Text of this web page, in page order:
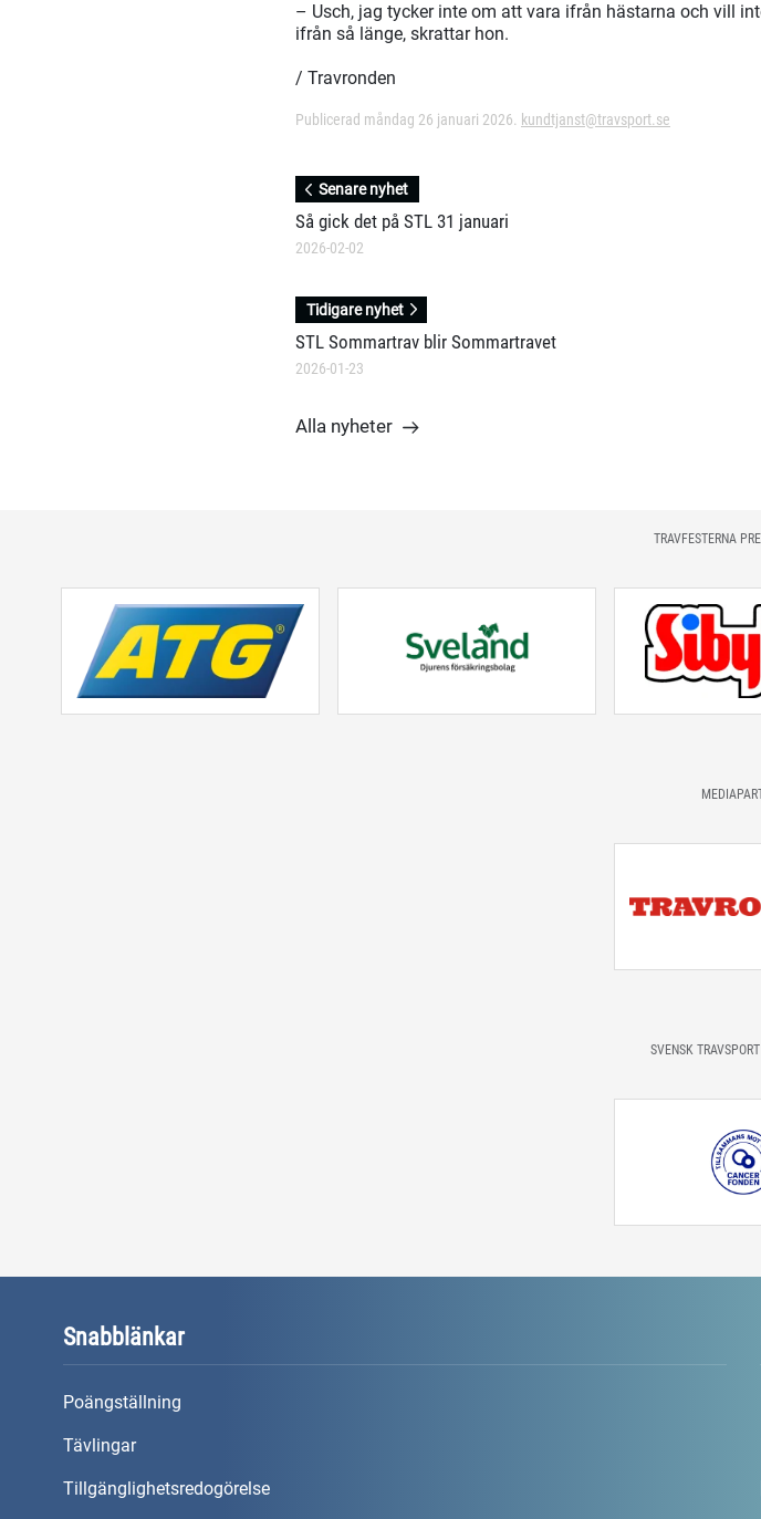
– Usch, jag tycker inte om att vara ifrån hästarna och vill
ifrån så länge, skrattar hon.
/ Travronden
Publicerad måndag 26 januari 2026. kundtjanst@travsport.se
Senare nyhet
Så gick det på STL 31 januari
2026-02-02
Tidigare nyhet
STL Sommartrav blir Sommartravet
2026-01-23
Alla nyheter
TRAVFESTERNA
SVENSK
Snabblänkar
Poängställning
Tävlingar
Tillgänglighetsredogörelse